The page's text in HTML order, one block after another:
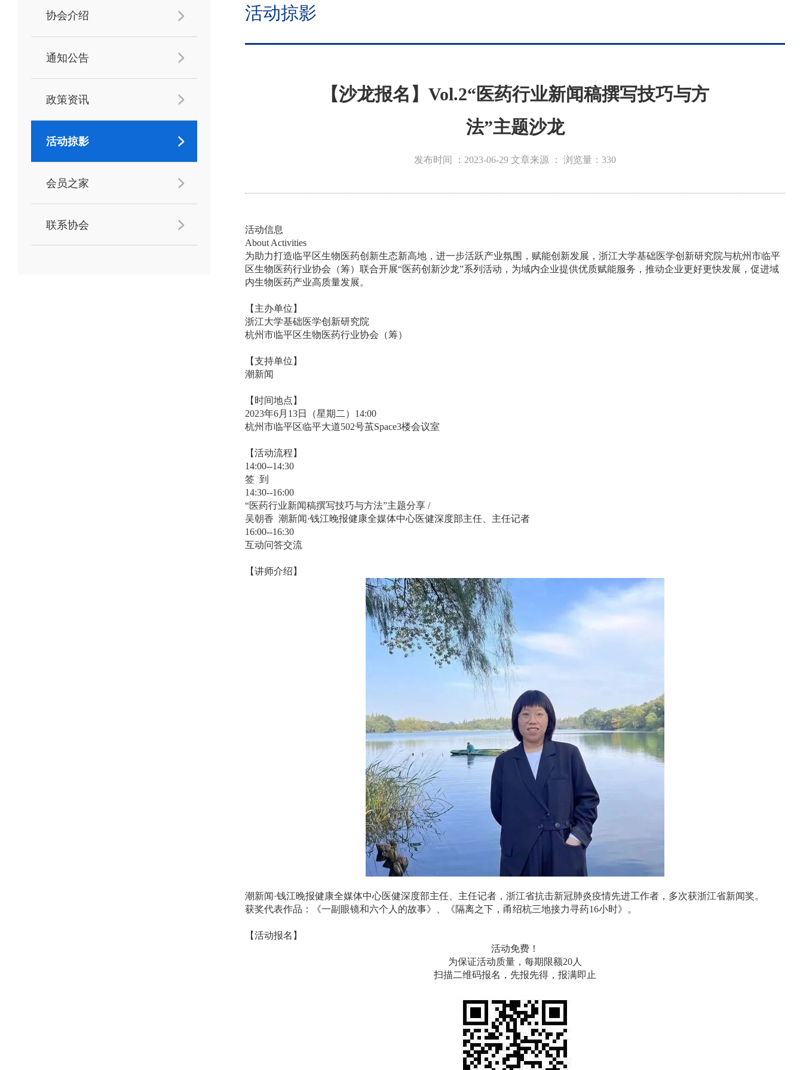
协会介绍
通知公告
政策资讯
活动掠影
会员之家
联系协会
活动掠影
【沙龙报名】Vol.2“医药行业新闻稿撰写技巧与方
法”主题沙龙
发布时间 ：2023-06-29 文章来源 ： 浏览量： 330
活动信息
About Activities
为助力打造临平区生物医药创新生态新高地，进一步活跃产业氛围，赋能创新发展，浙江大学基础医学创新研究院与杭州市临平
区生物医药行业协会（筹）联合开展“医药创新沙龙”系列活动，为域内企业提供优质赋能服务，推动企业更好更快发展，促进域
内生物医药产业高质量发展。
【主办单位】
浙江大学基础医学创新研究院
杭州市临平区生物医药行业协会（筹）
【支持单位】
潮新闻
【时间地点】
2023年6月13日（星期二）14:00
杭州市临平区临平大道502号茧Space3楼会议室
【活动流程】
14:00--14:30
签 到
14:30--16:00
“医药行业新闻稿撰写技巧与方法”主题分享 /
吴朝香 潮新闻·钱江晚报健康全媒体中心医健深度部主任、主任记者
16:00--16:30
互动问答交流
【讲师介绍】
潮新闻·钱江晚报健康全媒体中心医健深度部主任、主任记者，浙江省抗击新冠肺炎疫情先进工作者，多次获浙江省新闻奖。
获奖代表作品：《一副眼镜和六个人的故事》、《隔离之下，甬绍杭三地接力寻药16小时》。
【活动报名】
活动免费！
为保证活动质量，每期限额20人
扫描二维码报名，先报先得，报满即止